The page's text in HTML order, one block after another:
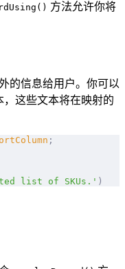
方法允许你将
的信息给用户。你可以
，这些文本将在映射的
;
list of SKUs.' )